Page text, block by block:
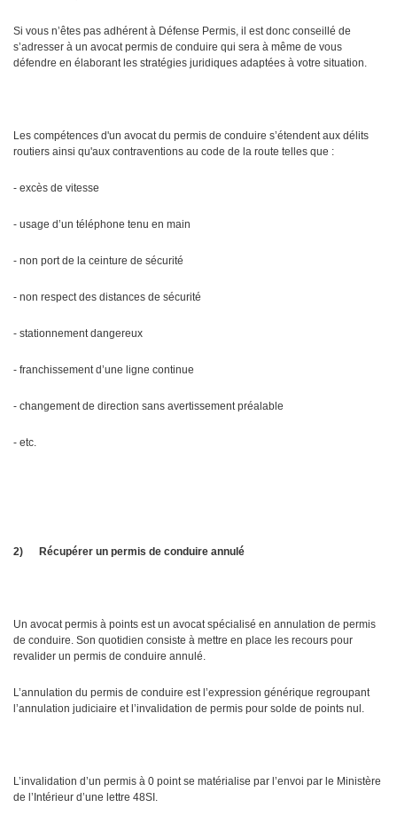
Si vous n’êtes pas adhérent à Défense Permis, il est donc conseillé de
s’adresser à un avocat permis de conduire qui sera à même de vous
défendre en élaborant les stratégies juridiques adaptées à votre situation.
Les compétences d'un avocat du permis de conduire s’étendent aux délits
routiers ainsi qu'aux contraventions au code de la route telles que :
- excès de vitesse
- usage d’un téléphone tenu en main
- non port de la ceinture de sécurité
- non respect des distances de sécurité
- stationnement dangereux
- franchissement d’une ligne continue
- changement de direction sans avertissement préalable
- etc.
2) Récupérer un permis de conduire annulé
Un avocat permis à points est un avocat spécialisé en annulation de permis
de conduire. Son quotidien consiste à mettre en place les recours pour
revalider un permis de conduire annulé.
L’annulation du permis de conduire est l’expression générique regroupant
l’annulation judiciaire et l’invalidation de permis pour solde de points nul.
L’invalidation d’un permis à 0 point se matérialise par l’envoi par le Ministère
de l’Intérieur d’une lettre 48SI.